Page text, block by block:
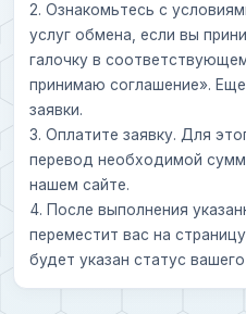
2. Ознакомьтесь с
услуг обмена, если вы
галочку в
принимаю соглашение».
заявки.
3. Оплатите заявку. Для
перевод необходимой
нашем сайте.
4. После выполнения
переместит вас на
будет указан статус